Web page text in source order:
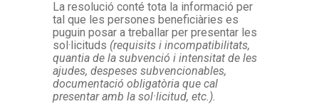
La resolució conté tota la informació per
tal que les persones beneficiàries es
puguin posar a treballar per presentar les
sol·licituds (requisits i incompatibilitats,
quantia de la subvenció i intensitat de les
ajudes, despeses subvencionables,
documentació obligatòria que cal
presentar amb la sol·licitud, etc.).